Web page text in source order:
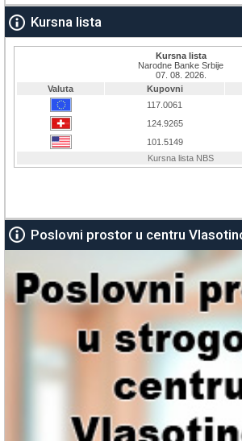
Kursna lista
Poslovni prostor u centru